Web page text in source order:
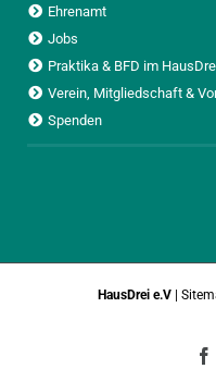
Ehrenamt
Jobs
Praktika & BFD im
Verein, Mitgliedschaft &
Spenden
HausDrei e.V |